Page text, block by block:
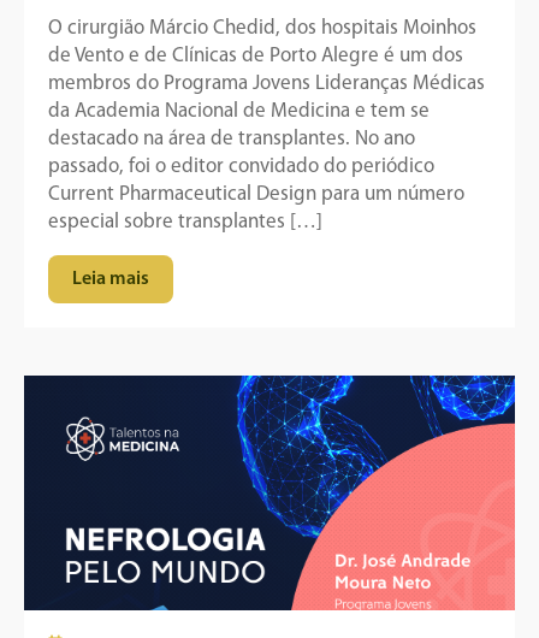
O cirurgião Márcio Chedid, dos hospitais Moinhos
de Vento e de Clínicas de Porto Alegre é um dos
membros do Programa Jovens Lideranças Médicas
da Academia Nacional de Medicina e tem se
destacado na área de transplantes. No ano
passado, foi o editor convidado do periódico
Current Pharmaceutical Design para um número
especial sobre transplantes […]
Leia mais